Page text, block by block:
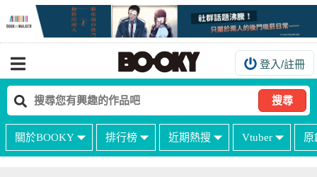
登入/註冊
搜尋
關於BOOKY 排行榜 近期熱搜 Vtuber 原
我的訂單
如何購買